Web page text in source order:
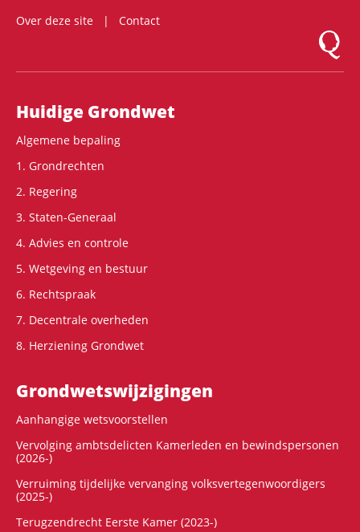
Over deze site
Contact
Logo
Hoofdnavigatie
Huidige Grondwet
Algemene bepaling
1. Grondrechten
2. Regering
3. Staten-Generaal
4. Advies en controle
5. Wetgeving en bestuur
6. Rechtspraak
7. Decentrale overheden
8. Herziening Grondwet
Grondwets­wijzigingen
Aanhangige wetsvoorstellen
Vervolging ambtsdelicten Kamerleden en bewindspersonen
(2026-)
Verruiming tijdelijke vervanging volksvertegenwoordigers
(2025-)
Terugzendrecht Eerste Kamer (2023-)